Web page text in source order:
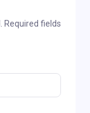
Required fields